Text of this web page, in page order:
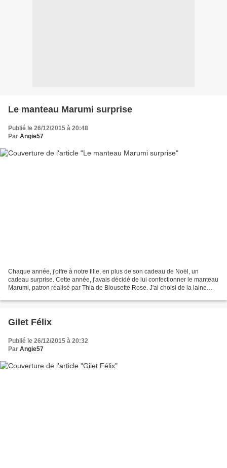
Le manteau Marumi surprise
Publié le 26/12/2015 à 20:48
Par Angie57
Chaque année, j'offre à notre fille, en plus de son cadeau de Noël, un
cadeau surprise. Cette année, j'avais décidé de lui confectionner le manteau
Marumi, patron réalisé par Thia de Blousette Rose. J'ai choisi de la laine
Gilet Félix
Publié le 26/12/2015 à 20:32
Par Angie57